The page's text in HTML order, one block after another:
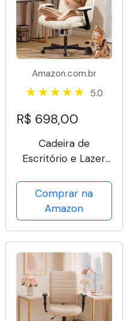
Amazon.com.br
5.0
R$ 698,00
Cadeira de
Escritório e Lazer
Inflável, Assento
Acolchoado, Tecido
Confortável e
Altura Ajustável –
Comprar na
Amazon